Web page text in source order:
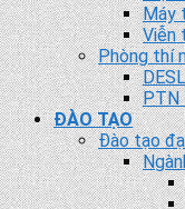
Máy
Viễn
Phòng thí
PTN
ĐÀO TẠO
Đào tạo